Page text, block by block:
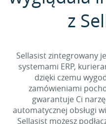
z
Sellasist zintegrowany
systemami ERP,
dzięki czemu
zamówieniami
gwarantuje Ci
automatycznej obsługi
Sellasist możesz